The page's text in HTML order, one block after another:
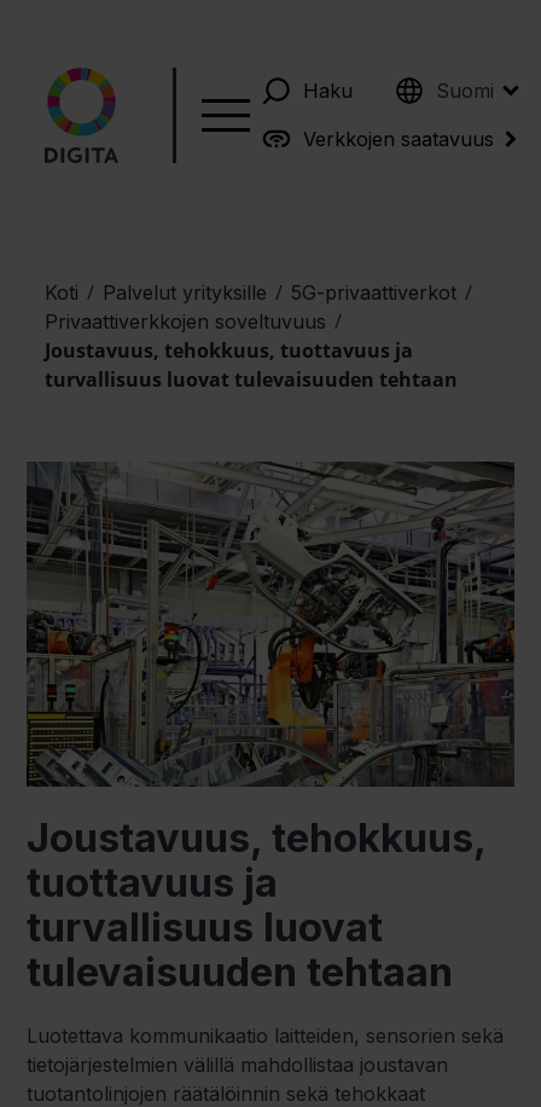
Haku Suomi
English
Verkkojen saatavuus
Koti / Palvelut yrityksille / 5G-privaattiverkot /
Privaattiverkkojen soveltuvuus /
Joustavuus, tehokkuus, tuottavuus ja
turvallisuus luovat tulevaisuuden tehtaan
Joustavuus, tehokkuus,
tuottavuus ja
turvallisuus luovat
tulevaisuuden tehtaan
Luotettava kommunikaatio laitteiden, sensorien sekä
tietojärjestelmien välillä mahdollistaa joustavan
tuotantolinjojen räätälöinnin sekä tehokkaat